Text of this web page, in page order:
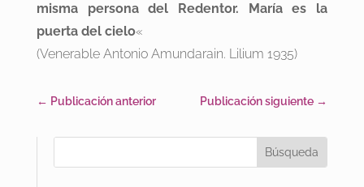
misma persona del Redentor. María es la
puerta del cielo«
(Venerable Antonio Amundarain. Lilium 1935)
← Publicación anterior Publicación siguiente →